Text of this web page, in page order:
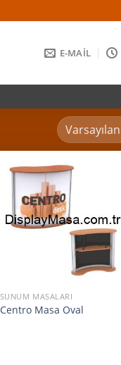
E-MAİL
SUNUM MASALARI
Centro Masa Oval